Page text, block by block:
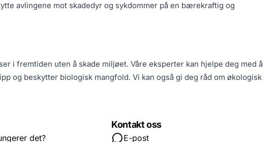
avlingene mot skadedyr og sykdommer på en bærekraftig og
i fremtiden uten å skade miljøet. Våre eksperter kan hjelpe deg med å
og beskytter biologisk mangfold. Vi kan også gi deg råd om økologisk
det?
Kontakt oss
E-post